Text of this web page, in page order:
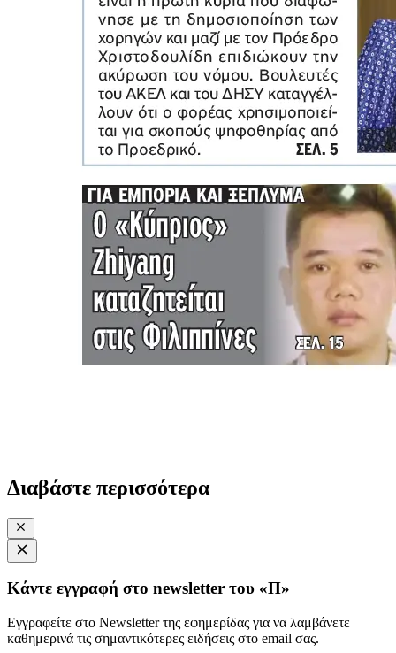
Διαβάστε περισσότερα
Κάντε εγγραφή στο newsletter του «Π»
Εγγραφείτε στο Newsletter της εφημερίδας για να λαμβάνετε
καθημερινά τις σημαντικότερες ειδήσεις στο email σας.